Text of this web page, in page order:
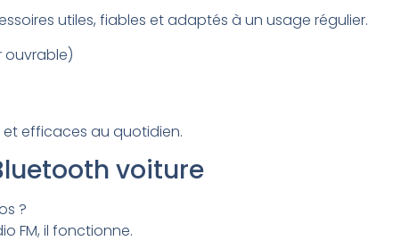
utiles, fiables et adaptés à un usage régulier.
ouvrable)
et efficaces au quotidien.
voiture
?
FM, il fonctionne.